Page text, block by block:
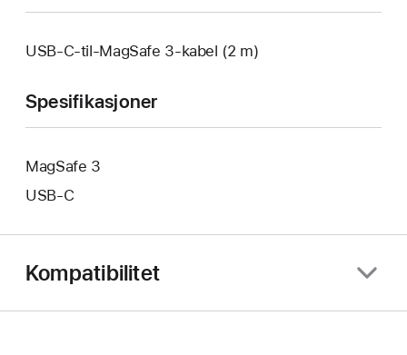
USB-C-til-MagSafe 3-kabel (2 m)
Spesifikasjoner
MagSafe 3
USB‑C
Kompatibilitet